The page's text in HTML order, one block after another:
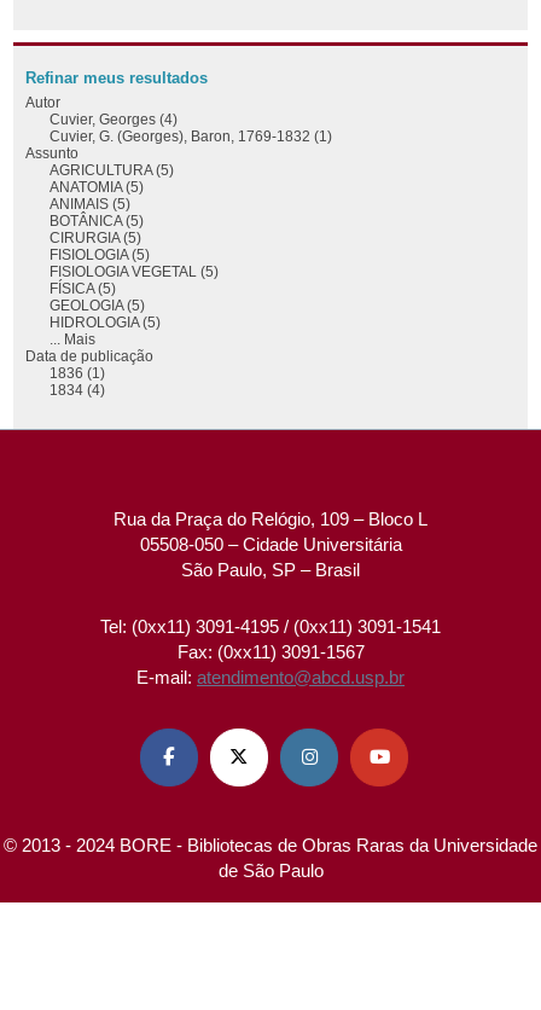
Refinar meus resultados
Autor
Cuvier, Georges (4)
Cuvier, G. (Georges), Baron, 1769-1832 (1)
Assunto
AGRICULTURA (5)
ANATOMIA (5)
ANIMAIS (5)
BOTÂNICA (5)
CIRURGIA (5)
FISIOLOGIA (5)
FISIOLOGIA VEGETAL (5)
FÍSICA (5)
GEOLOGIA (5)
HIDROLOGIA (5)
... Mais
Data de publicação
1836 (1)
1834 (4)
Rua da Praça do Relógio, 109 – Bloco L
05508-050 – Cidade Universitária
São Paulo, SP – Brasil
Tel: (0xx11) 3091-4195 / (0xx11) 3091-1541
Fax: (0xx11) 3091-1567
E-mail: atendimento@abcd.usp.br
   
© 2013 - 2024 BORE - Bibliotecas de Obras Raras da Universidade
de São Paulo